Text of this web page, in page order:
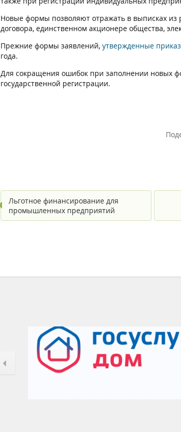
Новые формы позволяют отражать в выписках
договора, единственном акционере общества,
Прежние формы заявлений, утвержденные
года.
Для сокращения ошибок при заполнении новых
государственной регистрации.
Льготное финансирование для
промышленных предприятий